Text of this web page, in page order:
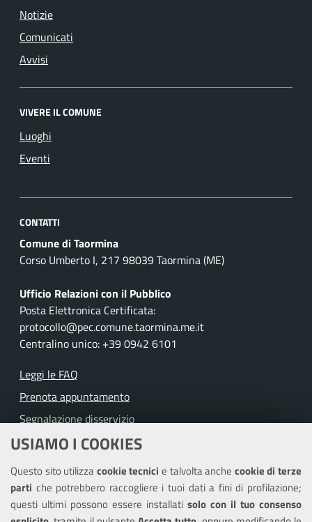
USIAMO I COOKIES
Questo sito utilizzacookie tecnicie talvolta anche cookie di terze
parti che potrebbero raccogliere i tuoi dati a fini di profilazione;
questi ultimi possono essere installati solo con il tuo consenso
Notizie
Comunicati
Avvisi
VIVERE IL COMUNE
Luoghi
Eventi
CONTATTI
Comune di Taormina
Corso Umberto I, 217 98039 Taormina (ME)
Ufficio Relazioni con il Pubblico
Posta Elettronica Certificata:
protocollo@pec.comune.taormina.me.it
Centralino unico: +39 0942 6101
Leggi le FAQ
Prenota appuntamento
Segnalazione disservizio
Richiesta assistenza
Amministrazione trasparente
Informativa privacy